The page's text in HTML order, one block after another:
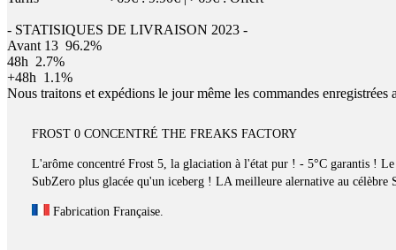
- STATISIQUES DE LIVRAISON 2023 -
Avant 13 96.2%
48h 2.7%
+48h 1.1%
Nous traitons et expédions le jour même les commandes
FROST 0 CONCENTRÉ THE FREAKS FACTORY
L'arôme concentré Frost 5, la glaciation à l'état pur ! - 5°C garantis !
SubZero plus glacée qu'un iceberg ! LA meilleure alernative au célèbre
Fabrication Française.